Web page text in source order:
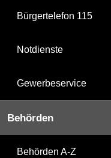
Bürgertelefon 115
Notdienste
Gewerbeservice
Behörden
Behörden A-Z